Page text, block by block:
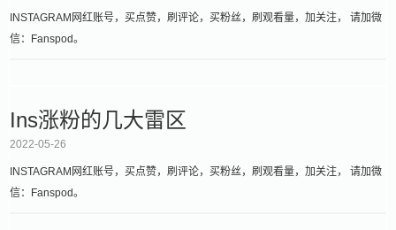
INSTAGRAM网红账号，买点赞，刷评论，买粉丝，刷观看量，加关注， 请加微
信：Fanspod。
Ins涨粉的几大雷区
2022-05-26
INSTAGRAM网红账号，买点赞，刷评论，买粉丝，刷观看量，加关注， 请加微
信：Fanspod。